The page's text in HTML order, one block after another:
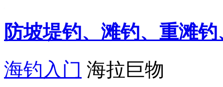
防坡堤钓、滩钓、重滩
海钓入门 海拉巨物